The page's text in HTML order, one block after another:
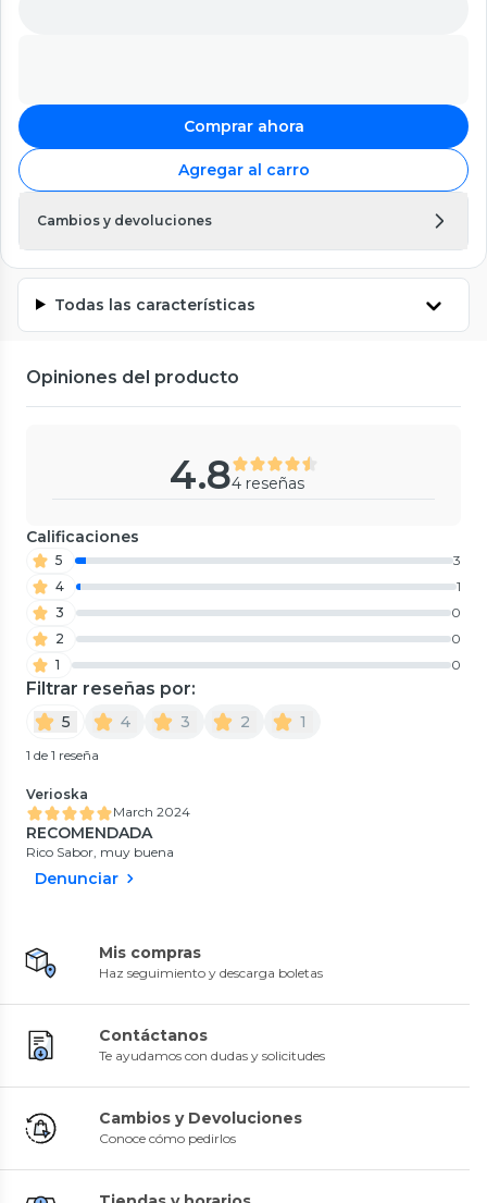
Comprar ahora
Agregar al carro
Cambios y devoluciones
Todas las características
Opiniones del producto
4.84 reseñas
Calificaciones
5
3
4
1
3
0
2
0
1
0
Filtrar reseñas por:
5 4 3 2 1
1 de 1 reseña
Verioska
March 2024
RECOMENDADA
Rico Sabor, muy buena
Denunciar
Mis compras
Haz seguimiento y descarga boletas
Contáctanos
Te ayudamos con dudas y solicitudes
Cambios y Devoluciones
Conoce cómo pedirlos